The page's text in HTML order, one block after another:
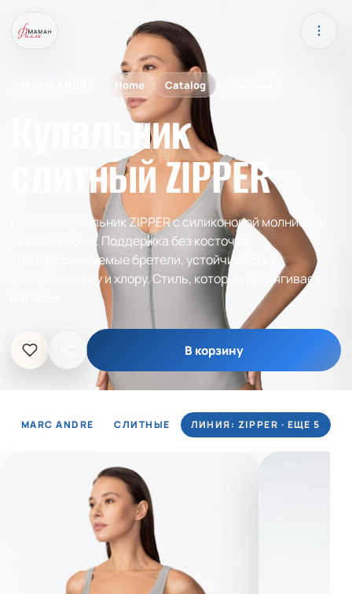
Home Catalog
Купальник
слитный ZIPPER
Слитный купальник ZIPPER с силиконовой молнией и
тканью Econyl. Поддержка без косточек,
трансформируемые бретели, устойчивость к
ультрафиолету и хлору. Стиль, который притягивает
В корзину
MARC ANDRE СЛИТНЫЕ ЛИНИЯ: ZIPPER · ЕЩЕ 5